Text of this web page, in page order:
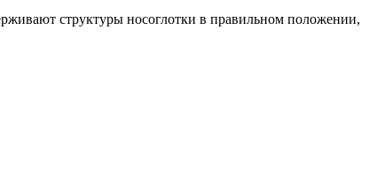
структуры носоглотки в правильном положении,